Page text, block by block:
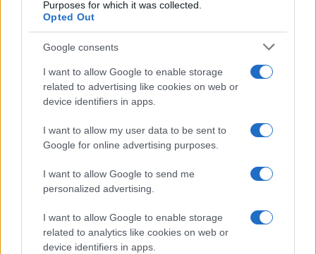
Purposes for which it was collected.
Opted Out
Google consents
I want to allow Google to enable storage
related to advertising like cookies on web or
device identifiers in apps.
I want to allow my user data to be sent to
Google for online advertising purposes.
I want to allow Google to send me
personalized advertising.
I want to allow Google to enable storage
related to analytics like cookies on web or
device identifiers in apps.